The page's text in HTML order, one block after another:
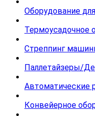
Оборудование
Термоусадочное
Стреппинг
Паллетайзеры/
Автоматические
Конвейерное